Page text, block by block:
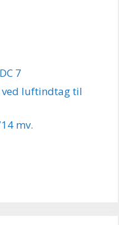
7
ved luftindtag til
mv.